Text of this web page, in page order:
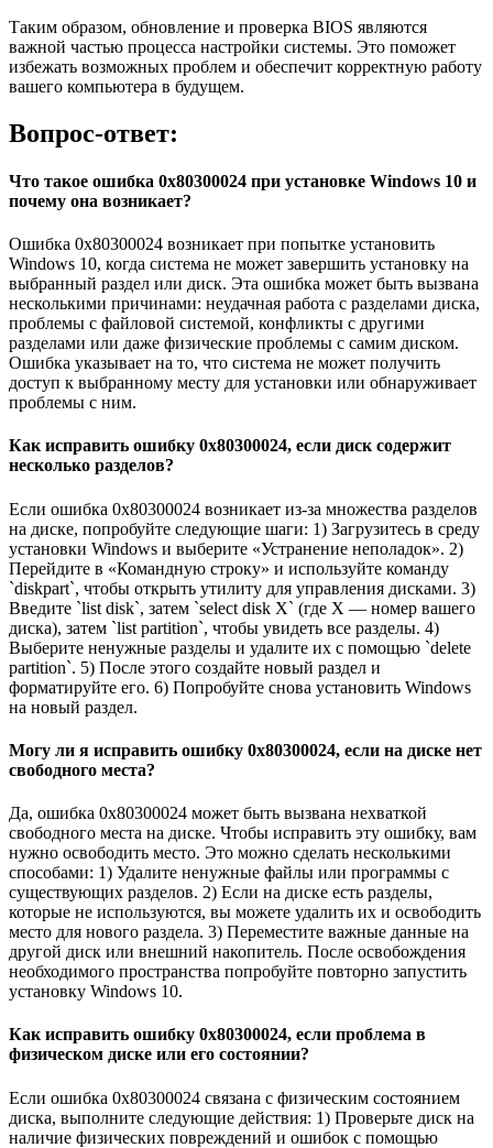
Таким образом, обновление и проверка BIOS являются
важной частью процесса настройки системы. Это поможет
избежать возможных проблем и обеспечит корректную работу
вашего компьютера в будущем.
Вопрос-ответ:
Что такое ошибка 0x80300024 при установке Windows 10 и
почему она возникает?
Ошибка 0x80300024 возникает при попытке установить
Windows 10, когда система не может завершить установку на
выбранный раздел или диск. Эта ошибка может быть вызвана
несколькими причинами: неудачная работа с разделами диска,
проблемы с файловой системой, конфликты с другими
разделами или даже физические проблемы с самим диском.
Ошибка указывает на то, что система не может получить
доступ к выбранному месту для установки или обнаруживает
проблемы с ним.
Как исправить ошибку 0x80300024, если диск содержит
несколько разделов?
Если ошибка 0x80300024 возникает из-за множества разделов
на диске, попробуйте следующие шаги: 1) Загрузитесь в среду
установки Windows и выберите «Устранение неполадок». 2)
Перейдите в «Командную строку» и используйте команду
`diskpart`, чтобы открыть утилиту для управления дисками. 3)
Введите `list disk`, затем `select disk X` (где X — номер вашего
диска), затем `list partition`, чтобы увидеть все разделы. 4)
Выберите ненужные разделы и удалите их с помощью `delete
partition`. 5) После этого создайте новый раздел и
форматируйте его. 6) Попробуйте снова установить Windows
на новый раздел.
Могу ли я исправить ошибку 0x80300024, если на диске нет
свободного места?
Да, ошибка 0x80300024 может быть вызвана нехваткой
свободного места на диске. Чтобы исправить эту ошибку, вам
нужно освободить место. Это можно сделать несколькими
способами: 1) Удалите ненужные файлы или программы с
существующих разделов. 2) Если на диске есть разделы,
которые не используются, вы можете удалить их и освободить
место для нового раздела. 3) Переместите важные данные на
другой диск или внешний накопитель. После освобождения
необходимого пространства попробуйте повторно запустить
установку Windows 10.
Как исправить ошибку 0x80300024, если проблема в
физическом диске или его состоянии?
Если ошибка 0x80300024 связана с физическим состоянием
диска, выполните следующие действия: 1) Проверьте диск на
наличие физических повреждений и ошибок с помощью